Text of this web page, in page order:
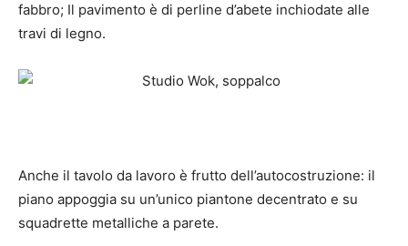
fabbro; Il pavimento è di perline d’abete inchiodate alle
travi di legno.
Anche il tavolo da lavoro è frutto dell’autocostruzione: il
piano appoggia su un’unico piantone decentrato e su
squadrette metalliche a parete.